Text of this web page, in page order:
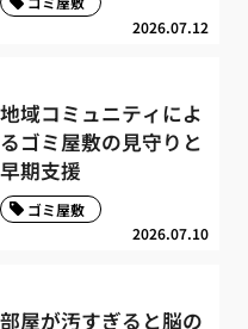
2026.07.12
地域コミュニティによ
るゴミ屋敷の見守りと
早期支援
2026.07.10
ゴミ屋敷
部屋が汚すぎると脳の